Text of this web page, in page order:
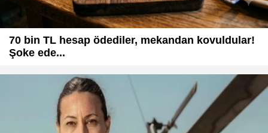
70 bin TL hesap ödediler, mekandan kovuldular!
Şoke ede...